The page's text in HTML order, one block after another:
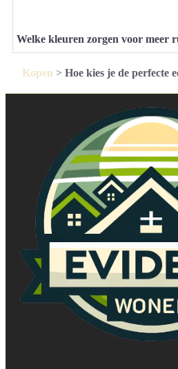
Welke kleuren zorgen voor meer
Kopen > Hoe kies je de perfecte